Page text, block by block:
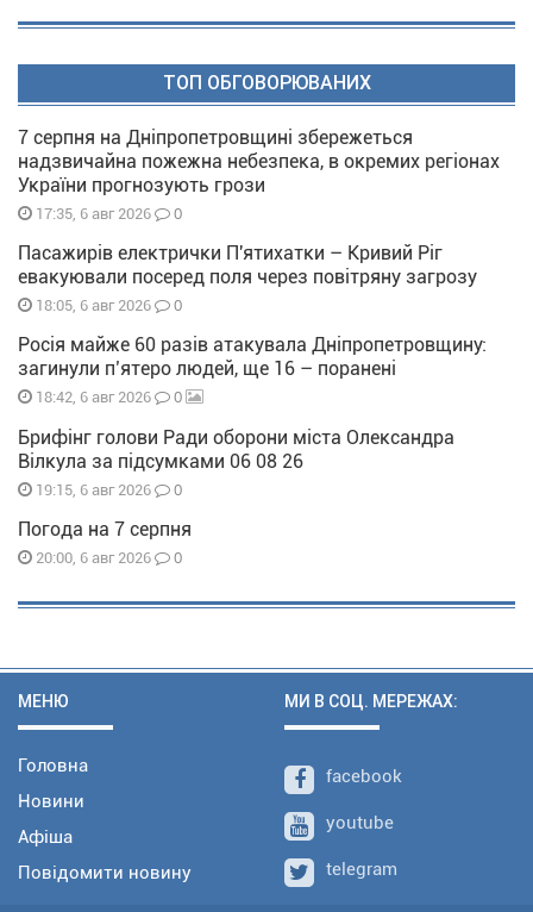
ТОП ОБГОВОРЮВАНИХ
7 серпня на Дніпропетровщині збережеться
надзвичайна пожежна небезпека, в окремих регіонах
України прогнозують грози
17:35, 6 авг 2026 0
Пасажирів електрички П'ятихатки – Кривий Ріг
евакуювали посеред поля через повітряну загрозу
18:05, 6 авг 2026 0
Росія майже 60 разів атакувала Дніпропетровщину:
загинули п’ятеро людей, ще 16 – поранені
18:42, 6 авг 2026 0
Брифінг голови Ради оборони міста Олександра
Вілкула за підсумками 06 08 26
19:15, 6 авг 2026 0
Погода на 7 серпня
20:00, 6 авг 2026 0
МЕНЮ
Головна
Новини
Афіша
Повідомити новину
МИ В СОЦ. МЕРЕЖАХ:
facebook
youtube
telegram